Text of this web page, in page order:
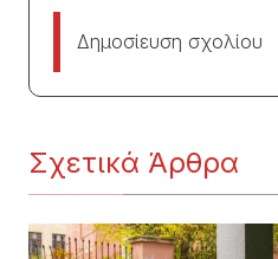
Δημοσίευση σχολίου
Σχετικά Άρθρα